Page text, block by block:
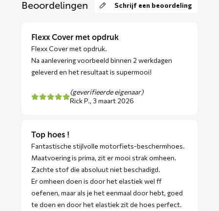
Beoordelingen Schrijf een beoordeling
Flexx Cover met opdruk
Flexx Cover met opdruk.
Na aanlevering voorbeeld binnen 2 werkdagen
geleverd en het resultaat is supermooi!
(geverifieerde eigenaar)
Rick P., 3 maart 2026
Top hoes !
Fantastische stijlvolle motorfiets-beschermhoes.
Maatvoering is prima, zit er mooi strak omheen.
Zachte stof die absoluut niet beschadigd.
Er omheen doen is door het elastiek wel ff
oefenen, maar als je het eenmaal door hebt, goed
te doen en door het elastiek zit de hoes perfect.